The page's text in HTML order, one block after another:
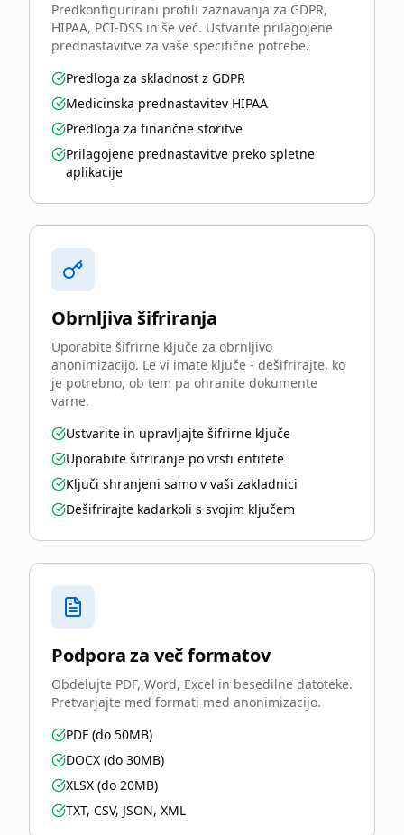
Predkonfigurirani profili zaznavanja za GDPR,
HIPAA, PCI-DSS in še več. Ustvarite prilagojene
prednastavitve za vaše specifične potrebe.
Predloga za skladnost z GDPR
Medicinska prednastavitev HIPAA
Predloga za finančne storitve
Prilagojene prednastavitve preko spletne
aplikacije
Obrnljiva šifriranja
Uporabite šifrirne ključe za obrnljivo
anonimizacijo. Le vi imate ključe - dešifrirajte, ko
je potrebno, ob tem pa ohranite dokumente
varne.
Ustvarite in upravljajte šifrirne ključe
Uporabite šifriranje po vrsti entitete
Ključi shranjeni samo v vaši zakladnici
Dešifrirajte kadarkoli s svojim ključem
Podpora za več formatov
Obdelujte PDF, Word, Excel in besedilne datoteke.
Pretvarjajte med formati med anonimizacijo.
PDF (do 50MB)
DOCX (do 30MB)
XLSX (do 20MB)
TXT, CSV, JSON, XML